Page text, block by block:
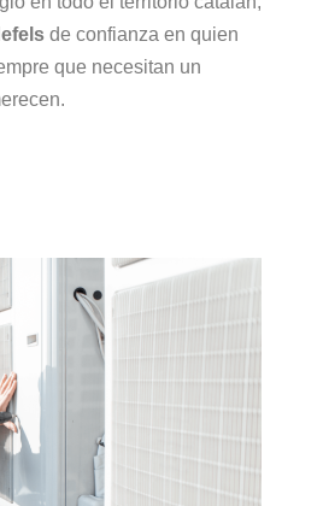
de confianza en quien
que necesitan un